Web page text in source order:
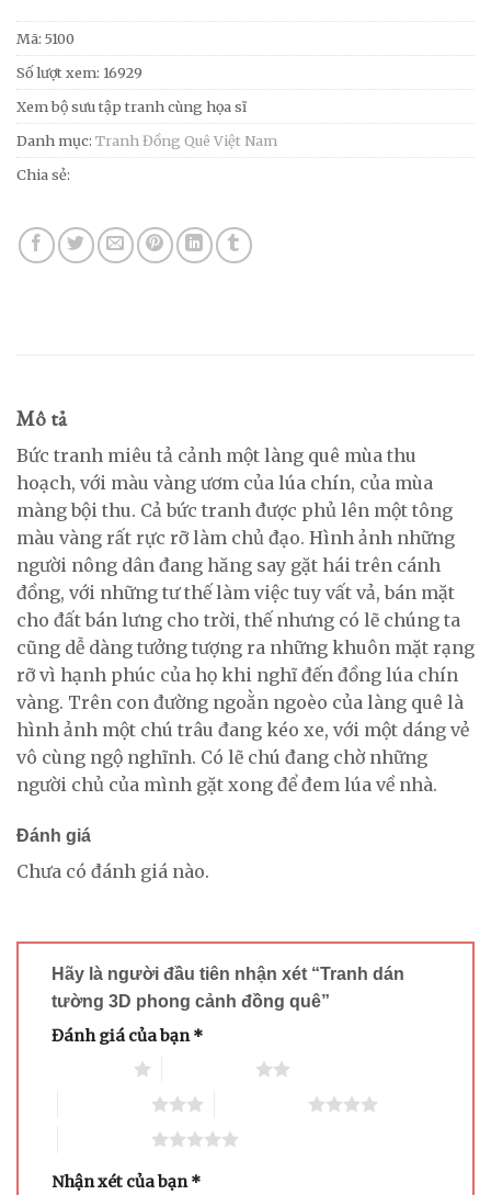
Mã: 5100
Số lượt xem: 16929
Xem bộ sưu tập tranh cùng họa sĩ
Danh mục: Tranh Đồng Quê Việt Nam
Chia sẻ:
Mô tả
Bức tranh miêu tả cảnh một làng quê mùa thu
hoạch, với màu vàng ươm của lúa chín, của mùa
màng bội thu. Cả bức tranh được phủ lên một tông
màu vàng rất rực rỡ làm chủ đạo. Hình ảnh những
người nông dân đang hăng say gặt hái trên cánh
đồng, với những tư thế làm việc tuy vất vả, bán mặt
cho đất bán lưng cho trời, thế nhưng có lẽ chúng ta
cũng dễ dàng tưởng tượng ra những khuôn mặt rạng
rỡ vì hạnh phúc của họ khi nghĩ đến đồng lúa chín
vàng. Trên con đường ngoằn ngoèo của làng quê là
hình ảnh một chú trâu đang kéo xe, với một dáng vẻ
vô cùng ngộ nghĩnh. Có lẽ chú đang chờ những
người chủ của mình gặt xong để đem lúa về nhà.
Đánh giá
Chưa có đánh giá nào.
Hãy là người đầu tiên nhận xét “Tranh dán
tường 3D phong cảnh đồng quê”
Đánh giá của bạn*
Nhận xét của bạn*